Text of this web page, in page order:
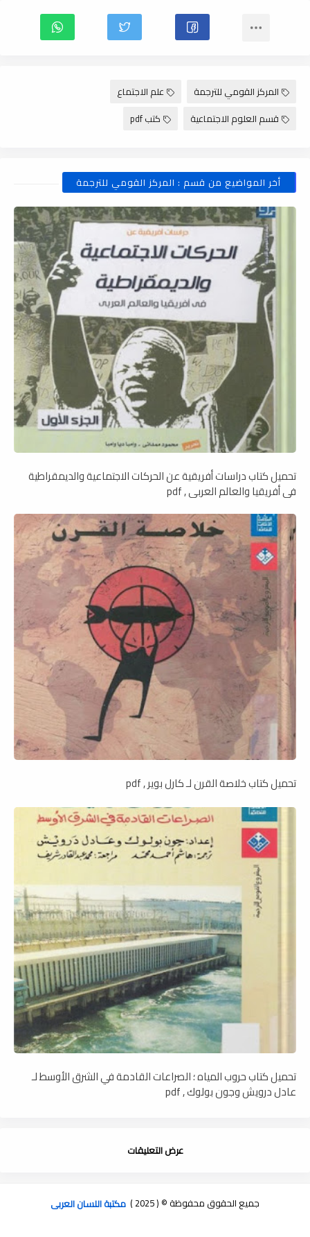
المركز القومي للترجمة
علم الاجتماع
قسم العلوم الاجتماعية
كتب pdf
أخر المواضيع من قسم : المركز القومي للترجمة
تحميل كتاب دراسات أفريقية عن الحركات الاجتماعية والديمقراطية
في أفريقيا والعالم العربي , pdf
تحميل كتاب خلاصة القرن لـ كارل بوير , pdf
تحميل كتاب حروب المياه ؛ الصراعات القادمة في الشرق الأوسط لـ
عادل درويش وجون بولوك , pdf
عرض التعليقات
جميع الحقوق محفوظة © ( 2025 ) مكتبة اللسان العربى